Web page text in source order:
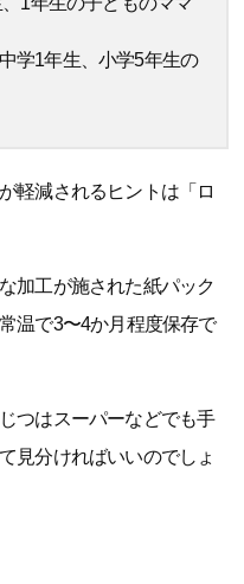
学1年生、小学5年生の
軽減されるヒントは「ロ
加工が施された紙パック
温で3〜4か月程度保存で
つはスーパーなどでも手
見分ければいいのでしょ